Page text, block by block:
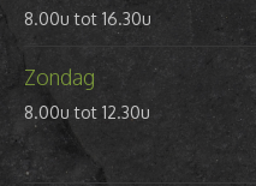
8.00u tot 16.30u
Zondag
8.00u tot 12.30u